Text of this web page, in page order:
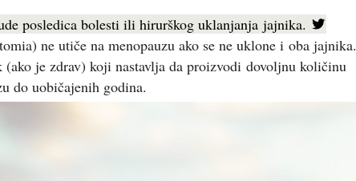
posledica bolesti ili hirurškog uklanjanja jajnika.
ne utiče na menopauzu ako se ne uklone i oba jajnika.
(ako je zdrav) koji nastavlja da proizvodi dovoljnu količinu
do uobičajenih godina.